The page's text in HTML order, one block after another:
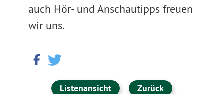
auch Hör- und Anschautipps freuen
wir uns.
Listenansicht Zurück